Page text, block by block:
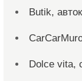
Butik,
Dolce vita,